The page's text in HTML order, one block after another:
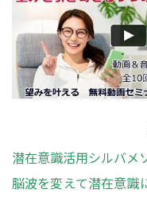
潜在意識活用シルバメ
脳波を変えて潜在意